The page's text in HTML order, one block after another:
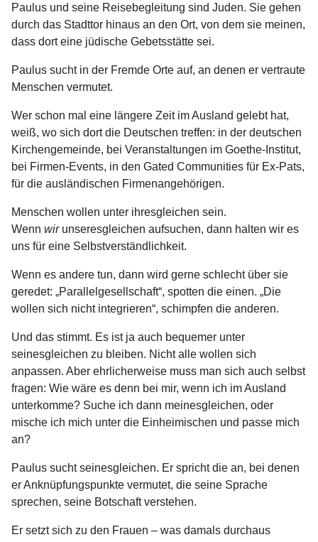
Paulus und seine Reisebegleitung sind Juden. Sie gehen
durch das Stadttor hinaus an den Ort, von dem sie meinen,
dass dort eine jüdische Gebetsstätte sei.
Paulus sucht in der Fremde Orte auf, an denen er vertraute
Menschen vermutet.
Wer schon mal eine längere Zeit im Ausland gelebt hat,
weiß, wo sich dort die Deutschen treffen: in der deutschen
Kirchengemeinde, bei Veranstaltungen im Goethe-Institut,
bei Firmen-Events, in den Gated Communities für Ex-Pats,
für die ausländischen Firmenangehörigen.
Menschen wollen unter ihresgleichen sein.
Wenn wirunseresgleichen aufsuchen, dann halten wir es
uns für eine Selbstverständlichkeit.
Wenn es andere tun, dann wird gerne schlecht über sie
geredet: „Parallelgesellschaft“, spotten die einen. „Die
wollen sich nicht integrieren“, schimpfen die anderen.
Und das stimmt. Es ist ja auch bequemer unter
seinesgleichen zu bleiben. Nicht alle wollen sich
anpassen. Aber ehrlicherweise muss man sich auch selbst
fragen: Wie wäre es denn bei mir, wenn ich im Ausland
unterkomme? Suche ich dann meinesgleichen, oder
mische ich mich unter die Einheimischen und passe mich
an?
Paulus sucht seinesgleichen. Er spricht die an, bei denen
er Anknüpfungspunkte vermutet, die seine Sprache
sprechen, seine Botschaft verstehen.
Er setzt sich zu den Frauen – was damals durchaus